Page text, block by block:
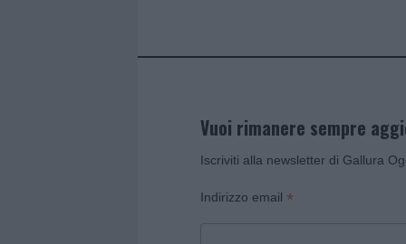
Vuoi rimanere sempre
Iscriviti alla newsletter di Gallura
Indirizzo email *